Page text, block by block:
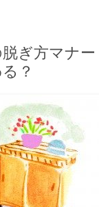
ぎ方マナ
？